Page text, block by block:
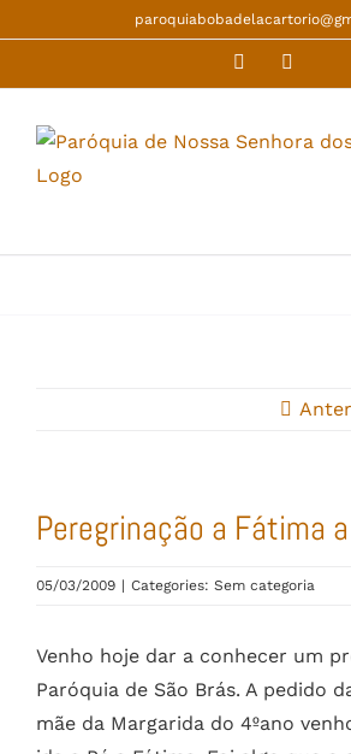
content
Facebook
Peregrinação a Fátima
05/03/2009 | Categories: Sem categoria
Venho hoje dar a conhecer um
Paróquia de São Brás. A pedido
mãe da Margarida do 4ºano